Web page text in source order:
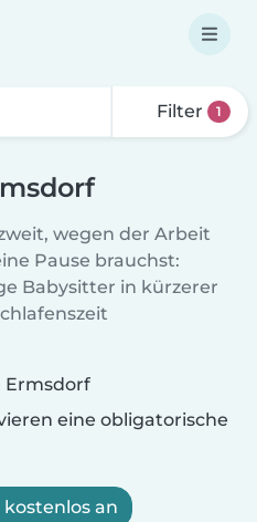
Filter 1
wegen der Arbeit
Pause brauchst:
Babysitter in kürzerer
Ermsdorf
eine obligatorische
an